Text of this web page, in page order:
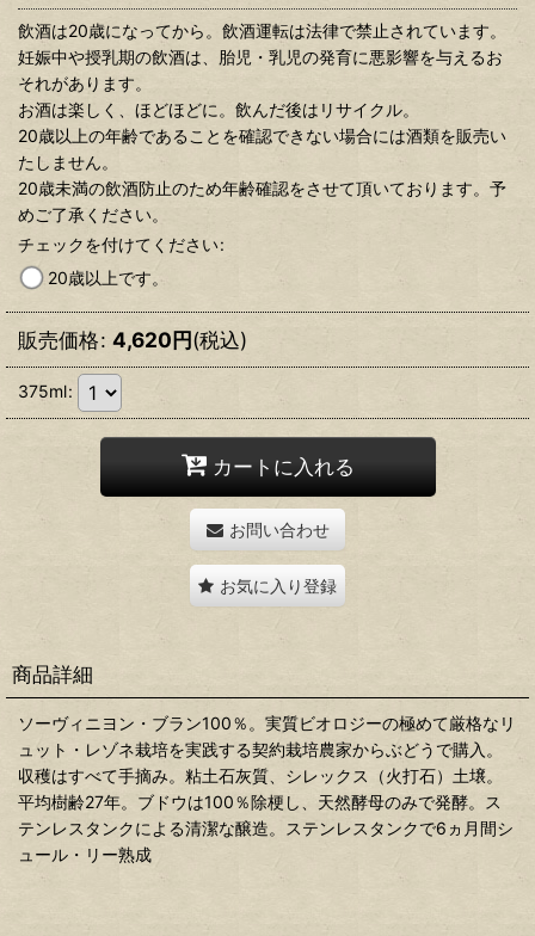
飲酒は20歳になってから。飲酒運転は法律で禁止されています。
妊娠中や授乳期の飲酒は、胎児・乳児の発育に悪影響を与えるお
それがあります。
お酒は楽しく、ほどほどに。飲んだ後はリサイクル。
20歳以上の年齢であることを確認できない場合には酒類を販売い
たしません。
20歳未満の飲酒防止のため年齢確認をさせて頂いております。予
めご了承ください。
チェックを付けてください:
20歳以上です。
販売価格: 4,620円(税込)
375ml:
カートに入れる
お問い合わせ
お気に入り登録
商品詳細
ソーヴィニヨン・ブラン100％。実質ビオロジーの極めて厳格なリ
ュット・レゾネ栽培を実践する契約栽培農家からぶどうで購入。
収穫はすべて手摘み。粘土石灰質、シレックス（火打石）土壌。
平均樹齢27年。ブドウは100％除梗し、天然酵母のみで発酵。ス
テンレスタンクによる清潔な醸造。ステンレスタンクで6ヵ月間シ
ュール・リー熟成